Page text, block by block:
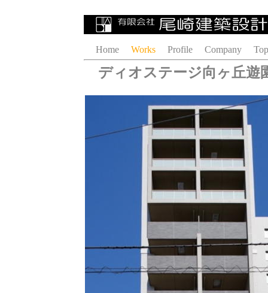
Home Works Profile Company
ディオステージ向ヶ丘遊